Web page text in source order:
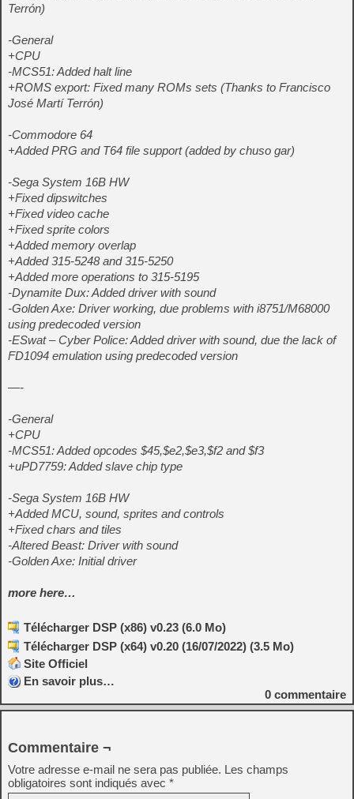
Terrón)
-General
+CPU
-MCS51: Added halt line
+ROMS export: Fixed many ROMs sets (Thanks to Francisco
José Martí Terrón)
-Commodore 64
+Added PRG and T64 file support (added by chuso gar)
-Sega System 16B HW
+Fixed dipswitches
+Fixed video cache
+Fixed sprite colors
+Added memory overlap
+Added 315-5248 and 315-5250
+Added more operations to 315-5195
-Dynamite Dux: Added driver with sound
-Golden Axe: Driver working, due problems with i8751/M68000
using predecoded version
-ESwat – Cyber Police: Added driver with sound, due the lack of
FD1094 emulation using predecoded version
—-
-General
+CPU
-MCS51: Added opcodes $45,$e2,$e3,$f2 and $f3
+uPD7759: Added slave chip type
-Sega System 16B HW
+Added MCU, sound, sprites and controls
+Fixed chars and tiles
-Altered Beast: Driver with sound
-Golden Axe: Initial driver
more here…
Télécharger DSP (x86) v0.23 (6.0 Mo)
Télécharger DSP (x64) v0.20 (16/07/2022) (3.5 Mo)
Site Officiel
En savoir plus…
0 commentaire
Commentaire ¬
Votre adresse e-mail ne sera pas publiée. Les champs
obligatoires sont indiqués avec *